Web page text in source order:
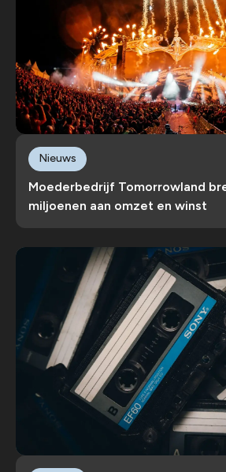
Moederbedrijf Tomorrowland
miljoenen aan omzet en winst
Nieuws